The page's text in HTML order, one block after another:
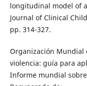
longitudinal model of
Journal of Clinical
pp. 314-327.
Organización Mundial
violencia: guía para
Informe mundial